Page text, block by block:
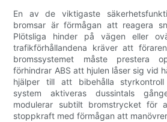
En av de viktigaste
bromsar är förmågan att reagera
Plötsliga hinder på vägen eller
trafikförhållandena kräver att
bromssystemet måste prestera
förhindrar ABS att hjulen låser sig vid
hjälper till att bibehålla
system aktiveras dussintals
modulerar subtilt bromstrycket för
stoppkraft med förmågan att